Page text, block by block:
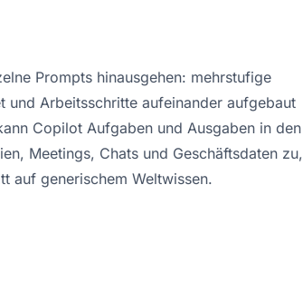
Prompts hinausgehen: mehrstufige
und Arbeitsschritte aufeinander aufgebaut
Copilot Aufgaben und Ausgaben in den
Meetings, Chats und Geschäftsdaten zu,
auf generischem Weltwissen.